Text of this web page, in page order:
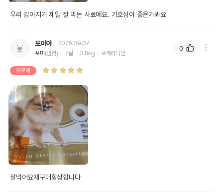
우리 강아지가 제일 잘 먹는 사료예요. 기호성이 좋은가봐요
포미야
2025.09.07
포미 (암컷) 7살 3.8kg 포메라니안
재구매
잘먹어요재구매항상합니다
0